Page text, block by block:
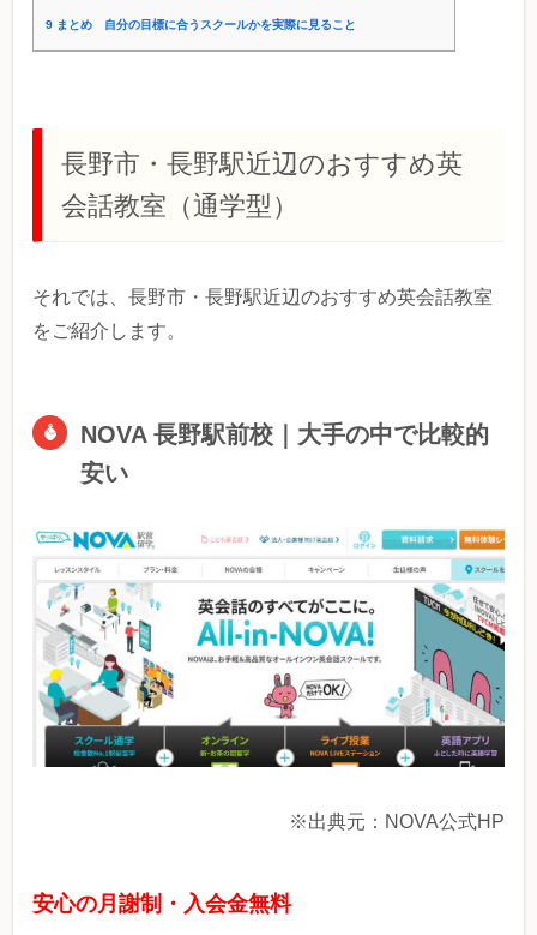
9 まとめ 自分の目標に合うスクールかを実際に見ること
長野市・長野駅近辺のおすすめ英
会話教室（通学型）
それでは、長野市・長野駅近辺のおすすめ英会話教室
をご紹介します。
NOVA 長野駅前校｜大手の中で比較的
安い
※出典元：NOVA公式HP
安心の月謝制・入会金無料